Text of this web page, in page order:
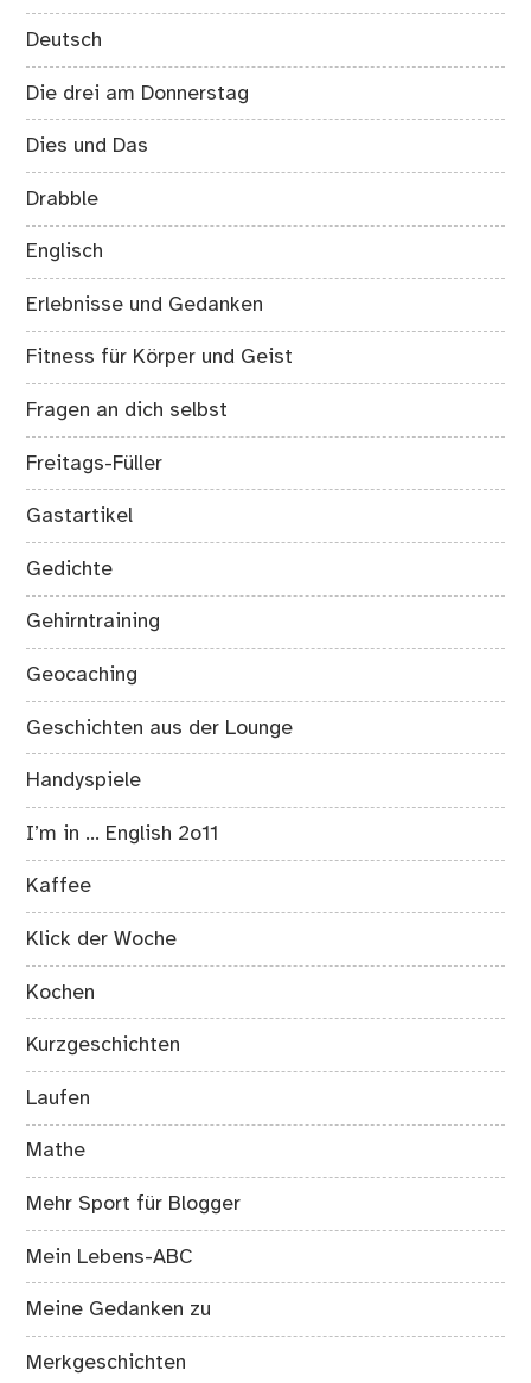
Deutsch
Die drei am Donnerstag
Dies und Das
Drabble
Englisch
Erlebnisse und Gedanken
Fitness für Körper und Geist
Fragen an dich selbst
Freitags-Füller
Gastartikel
Gedichte
Gehirntraining
Geocaching
Geschichten aus der Lounge
Handyspiele
I’m in … English 2o11
Kaffee
Klick der Woche
Kochen
Kurzgeschichten
Laufen
Mathe
Mehr Sport für Blogger
Mein Lebens-ABC
Meine Gedanken zu
Merkgeschichten